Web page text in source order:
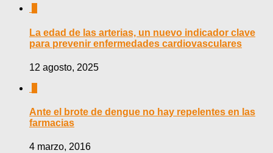
La edad de las arterias, un nuevo indicador clave
para prevenir enfermedades cardiovasculares
12 agosto, 2025
Ante el brote de dengue no hay repelentes en las
farmacias
4 marzo, 2016